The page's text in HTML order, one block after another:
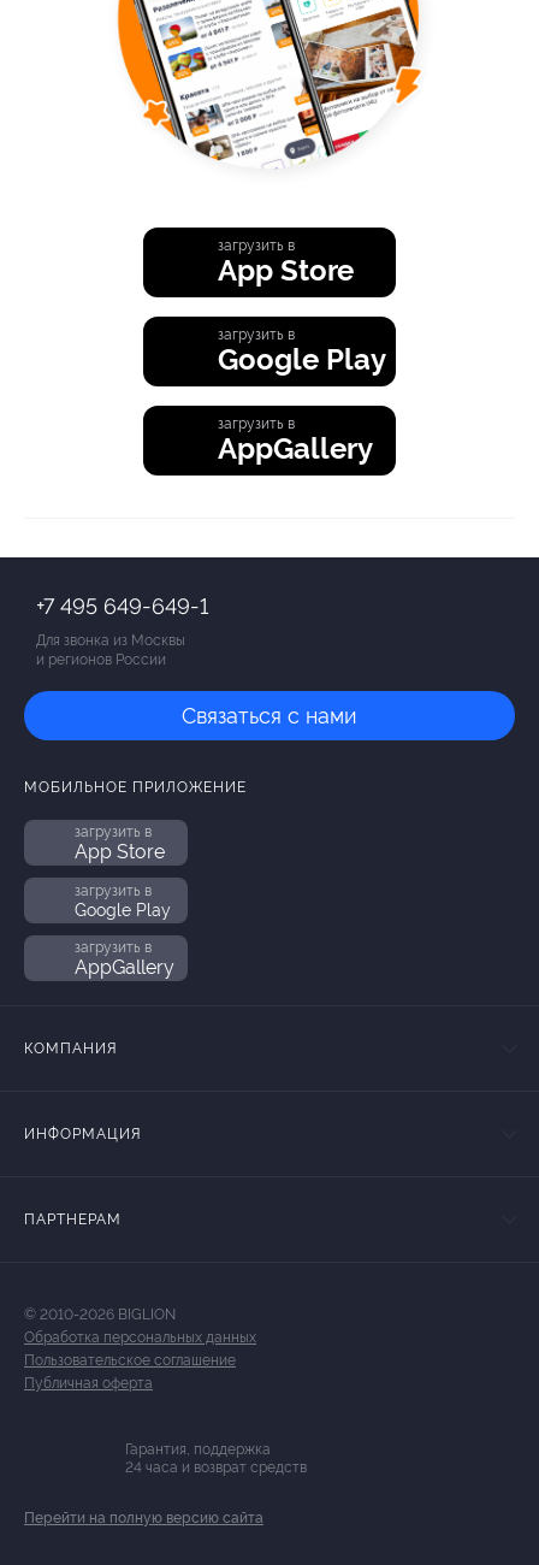
загрузить в
App Store
загрузить в
Google Play
загрузить в
AppGallery
+7 495 649-649-1
Для звонка из Москвы
и регионов России
Связаться с нами
МОБИЛЬНОЕ ПРИЛОЖЕНИЕ
загрузить в
App Store
загрузить в
Google Play
загрузить в
AppGallery
КОМПАНИЯ
ИНФОРМАЦИЯ
ПАРТНЕРАМ
© 2010-2026 BIGLION
Обработка персональных данных
Пользовательское соглашение
Публичная оферта
Гарантия, поддержка
24 часа и возврат средств
Перейти на полную версию сайта